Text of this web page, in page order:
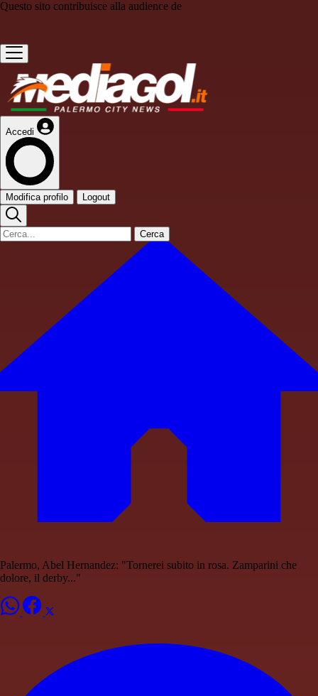
Questo sito contribuisce alla audience de
Accedi
Modifica profilo Logout
Cerca
Palermo, Abel Hernandez: "Tornerei subito in rosa. Zamparini che
dolore, il derby..."